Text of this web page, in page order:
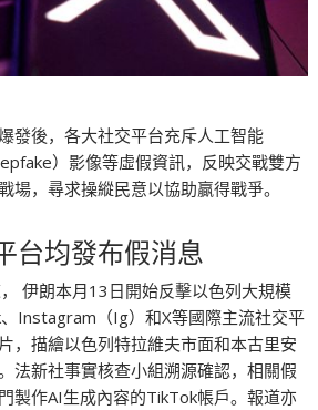
發後，各大社交平台充斥人工智能
）影像等虛假資訊，反映交戰雙方
場，尋求操縱民意以協助贏得戰爭。
台均發布假消息
伊朗本月13日開始反擊以色列大規模
Instagram（Ig）和X等國際主流社交平
，描繪以色列特拉維夫市面和本古里安
法新社事實核查小組溯源確認，相關假
製作AI生成內容的TikTok帳戶。報道亦